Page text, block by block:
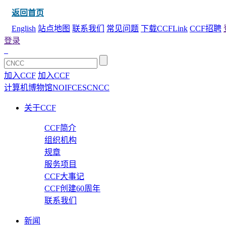
返回首页
English 站点地图 联系我们 常见问题 下载CCFLink CCF招聘
登录
加入CCF 加入CCF
计算机博物馆NOIFCESCNCC
关于CCF
CCF简介
组织机构
规章
服务项目
CCF大事记
CCF创建60周年
联系我们
新闻